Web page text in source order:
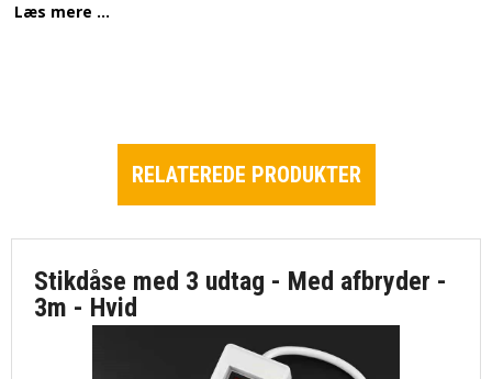
Læs mere ...
RELATEREDE PRODUKTER
Stikdåse med 3 udtag - Med afbryder -
3m - Hvid